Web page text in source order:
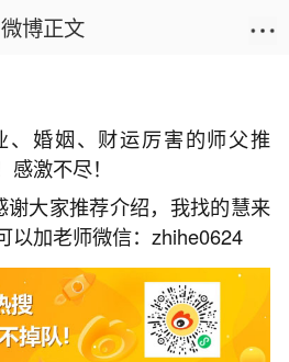
财旺运的好方法
09 16:33:55 1 7 赞
旺运的好方法都是很常见的
意可能会引起大麻烦，下面
微博正文
婚姻、财运厉害的师父推
激不尽！
谢大家推荐介绍，我找的慧来
以加老师微信：zhihe0624